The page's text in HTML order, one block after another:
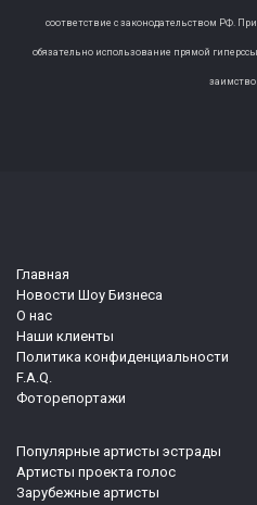
соответствие с законодательством РФ.
обязательно использование прямой
Главная
Новости Шоу Бизнеса
О нас
Наши клиенты
Политика конфиденциальности
F.A.Q.
Фоторепортажи
Популярные артисты эстрады
Артисты проекта голос
Зарубежные артисты